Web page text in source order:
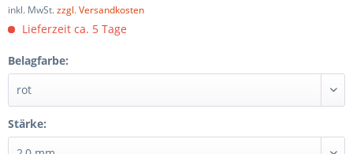
inkl. MwSt.zzgl. Versandkosten
Lieferzeit ca. 5 Tage
Belagfarbe:
Stärke: